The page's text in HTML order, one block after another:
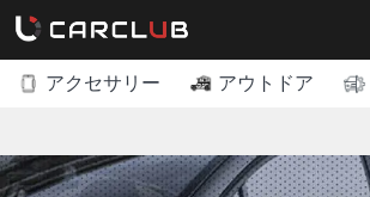
アクセサリー アウトドア